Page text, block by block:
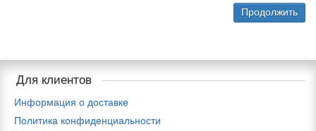
Продолжить
Для клиентов
Информация о доставке
Политика конфиденциальности